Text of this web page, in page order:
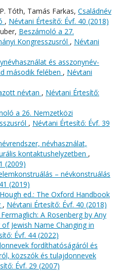
Tóth, Tamás Farkas, Családnév
, Névtani Értesítő: Évf. 40 (2018)
Beszámoló a 27.
Kongresszusról , Névtani
és asszonynév-
második felében , Névtani
névtan , Névtani Értesítő:
a 26. Nemzetközi
, Névtani Értesítő: Évf. 39
névhasználat,
kontaktushelyzetben ,
(2009)
– névkonstruálás
(2019)
ed.: The Oxford Handbook
, Névtani Értesítő: Évf. 40 (2018)
A Rosenberg by Any
Jewish Name Changing in
Évf. 44 (2022)
fordíthatóságáról és
közszók és tulajdonnevek
Évf. 29 (2007)